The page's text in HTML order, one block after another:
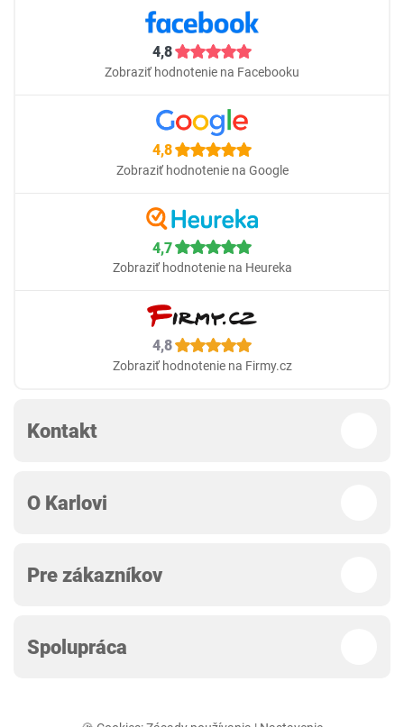
4,8
Zobraziť hodnotenie na Facebooku
4,8
Zobraziť hodnotenie na Google
4,7
Zobraziť hodnotenie na Heureka
4,8
Zobraziť hodnotenie na Firmy.cz
Kontakt
O Karlovi
Pre zákazníkov
Spolupráca